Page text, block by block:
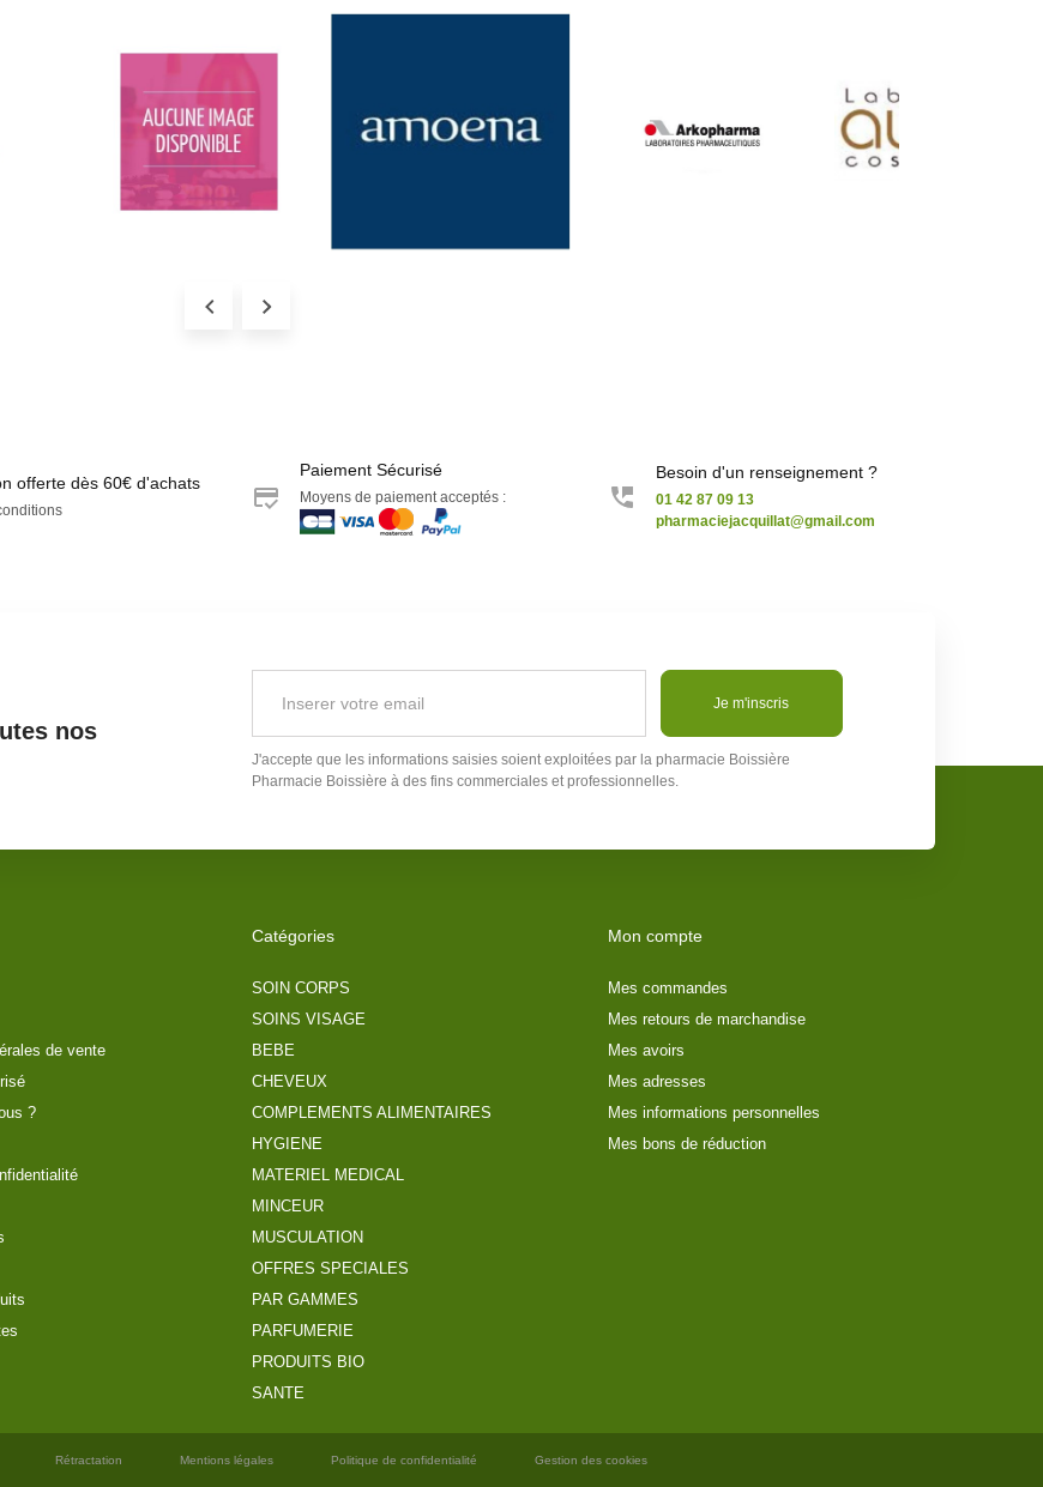
offerte dès 60€ d'achats
Paiement Sécurisé
Moyens de paiement acceptés :
Besoin d'un renseignement ?
01 42 87 09 13
pharmaciejacquillat@gmail.com
nos
Je m'inscris
J'accepte que les informations saisies soient exploitées par la pharmacie Boissière
Pharmacie Boissière à des fins commerciales et professionnelles.
de vente
?
Catégories
SOIN CORPS
SOINS VISAGE
BEBE
CHEVEUX
COMPLEMENTS ALIMENTAIRES
HYGIENE
MATERIEL MEDICAL
MINCEUR
MUSCULATION
OFFRES SPECIALES
PAR GAMMES
PARFUMERIE
PRODUITS BIO
SANTE
Mon compte
Mes commandes
Mes retours de marchandise
Mes avoirs
Mes adresses
Mes informations personnelles
Mes bons de réduction
Rétractation Mentions légales Politique de confidentialité Gestion des cookies